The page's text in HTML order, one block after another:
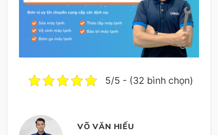
5/5 - (32 bình chọn)
VÕ VĂN HIẾU